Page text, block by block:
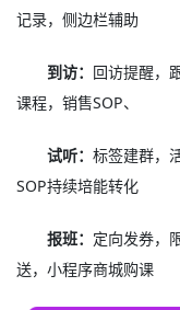
记录，侧边栏辅助
到访： 回访提醒，
课程，销售SOP、
试听：标签建群，
SOP持续培能转化
报班： 定向发券，
送，小程序商城购课